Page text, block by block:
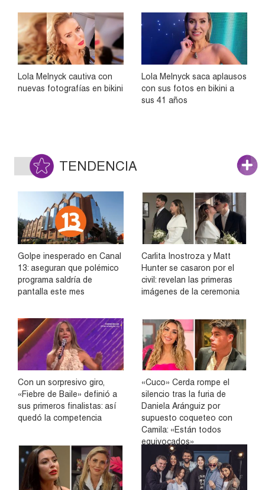
Lola Melnyck cautiva con
nuevas fotografías en bikini
Lola Melnyck saca aplausos
con sus fotos en bikini a
sus 41 años
TENDENCIA
Golpe inesperado en Canal
13: aseguran que polémico
programa saldría de
pantalla este mes
Carlita Inostroza y Matt
Hunter se casaron por el
civil: revelan las primeras
imágenes de la ceremonia
Con un sorpresivo giro,
«Fiebre de Baile» definió a
sus primeros finalistas: así
quedó la competencia
«Cuco» Cerda rompe el
silencio tras la furia de
Daniela Aránguiz por
supuesto coqueteo con
Camila: «Están todos
equivocados»